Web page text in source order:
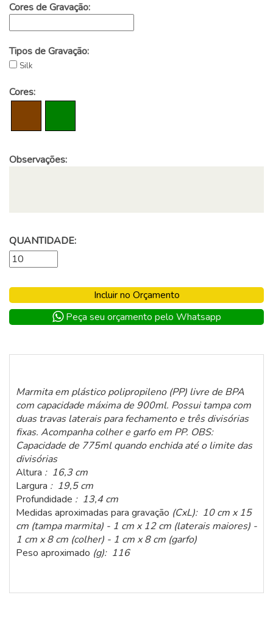
Cores de Gravação:
Tipos de Gravação:
Silk
Cores:
Observações:
QUANTIDADE:
Incluir no Orçamento
Peça seu orçamento pelo Whatsapp
Marmita em plástico polipropileno (PP) livre de BPA
com capacidade máxima de 900ml. Possui tampa com
duas travas laterais para fechamento e três divisórias
fixas. Acompanha colher e garfo em PP. OBS:
Capacidade de 775ml quando enchida até o limite das
divisórias
Altura : 16,3 cm
Largura : 19,5 cm
Profundidade : 13,4 cm
Medidas aproximadas para gravação (CxL): 10 cm x 15
cm (tampa marmita) - 1 cm x 12 cm (laterais maiores) -
1 cm x 8 cm (colher) - 1 cm x 8 cm (garfo)
Peso aproximado (g): 116